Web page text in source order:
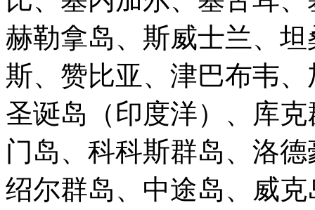
赫勒拿岛、斯威士兰、
斯、赞比亚、津巴布韦
圣诞岛（印度洋）、库
门岛、科科斯群岛、洛
绍尔群岛、中途岛、威